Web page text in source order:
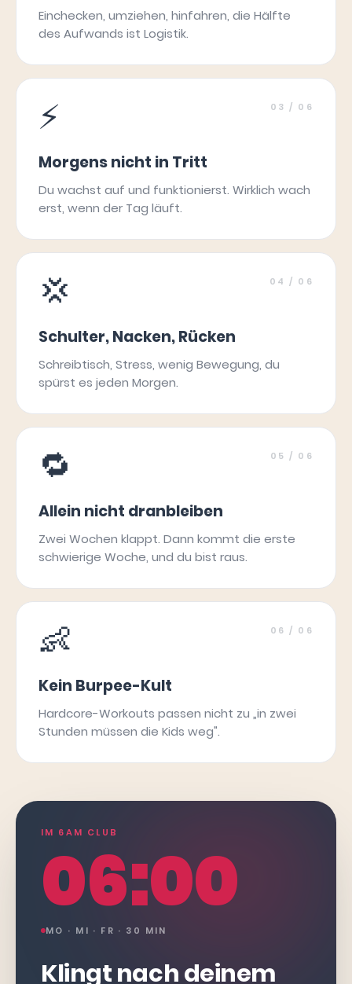
Einchecken, umziehen, hinfahren, die Hälfte
des Aufwands ist Logistik.
⚡ 03 / 06
Morgens nicht in Tritt
Du wachst auf und funktionierst. Wirklich wach
erst, wenn der Tag läuft.
💢 04 / 06
Schulter, Nacken, Rücken
Schreibtisch, Stress, wenig Bewegung, du
spürst es jeden Morgen.
🔁 05 / 06
Allein nicht dranbleiben
Zwei Wochen klappt. Dann kommt die erste
schwierige Woche, und du bist raus.
👶 06 / 06
Kein Burpee-Kult
Hardcore-Workouts passen nicht zu „in zwei
Stunden müssen die Kids weg".
IM 6AM CLUB
06:00
MO · MI · FR · 30 MIN
Klingt nach deinem